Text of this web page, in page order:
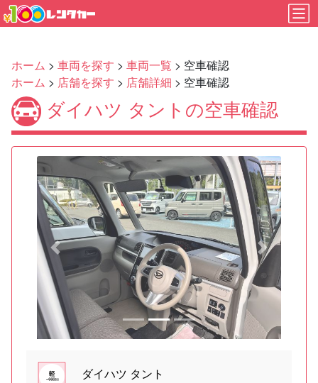
ホーム > 車両を探す > 車両一覧 > 空車確認
ホーム > 店舗を探す > 店舗詳細 > 空車確認
ダイハツ タントの空車確認
Previous Next
ダイハツ タント